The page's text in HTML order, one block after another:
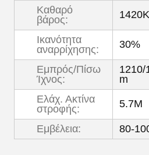
Καθαρό
βάρος:
Ικανότητα
αναρρίχησης:
30%
Εμπρός/Πίσω
Ίχνος:
1210/
m
Ελάχ. Ακτίνα
στροφής:
5.7M
Εμβέλεια: 80-